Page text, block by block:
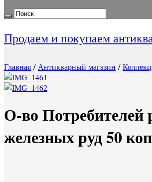
Продаем и покупаем
Главная / Антикварный магазин /
О-во Потребителей
железных руд 50